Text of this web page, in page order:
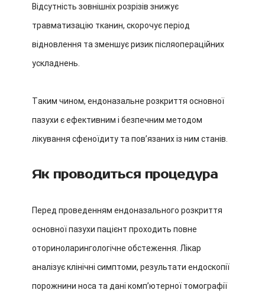
Відсутність зовнішніх розрізів знижує
травматизацію тканин, скорочує період
відновлення та зменшує ризик післяопераційних
ускладнень.
Таким чином, ендоназальне розкриття основної
пазухи є ефективним і безпечним методом
лікування сфеноїдиту та пов’язаних із ним станів.
Як проводиться процедура
Перед проведенням ендоназального розкриття
основної пазухи пацієнт проходить повне
оториноларингологічне обстеження. Лікар
аналізує клінічні симптоми, результати ендоскопії
порожнини носа та дані комп’ютерної томографії